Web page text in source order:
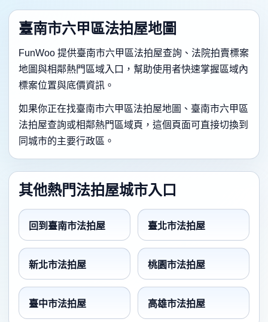
臺南市六甲區法拍屋地圖
FunWoo 提供臺南市六甲區法拍屋查詢、法院拍賣標案
地圖與相鄰熱門區域入口，幫助使用者快速掌握區域內
標案位置與底價資訊。
如果你正在找臺南市六甲區法拍屋地圖、臺南市六甲區
法拍屋查詢或相鄰熱門區域頁，這個頁面可直接切換到
同城市的主要行政區。
其他熱門法拍屋城市入口
回到臺南市法拍屋 臺北市法拍屋
新北市法拍屋 桃園市法拍屋
臺中市法拍屋 高雄市法拍屋